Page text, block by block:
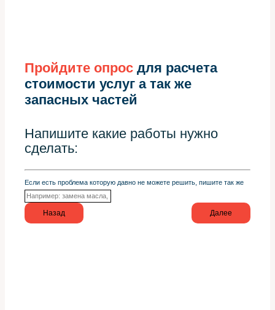
Пройдите опрос для расчета
стоимости услуг а так же
запасных частей
Напишите какие работы нужно
сделать:
Если есть проблема которую давно не можете решить, пишите так же
Назад Далее